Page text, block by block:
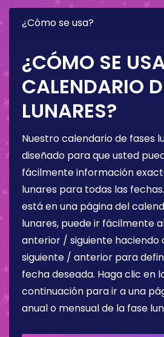
¿Cómo se usa?
¿CÓMO SE
CALENDARIO
LUNARES?
Nuestro calendario de fases
diseñado para que usted
fácilmente información
lunares para todas las
está en una página del
lunares, puede ir fácilmente
anterior / siguiente haciendo
siguiente / anterior para
fecha deseada. Haga clic en
continuación para ir a una
anual o mensual de la fase